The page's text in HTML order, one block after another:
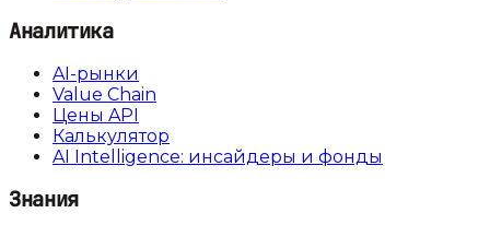
Аналитика
AI-рынки
Value Chain
Цены API
Калькулятор
AI Intelligence: инсайдеры и фонды
Знания